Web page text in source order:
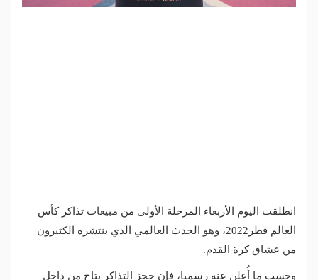
انطلقت اليوم الأربعاء المرحلة الأولى من مبيعات تذاكر كأس
العالم قطر2022، وهو الحدث العالمي الذي ينتشره الكثيرون
من عشاق كرة القدم.
وحسب ما أُعلن عنه رسميا، فإن حجز التذاكر يتاح من داخل